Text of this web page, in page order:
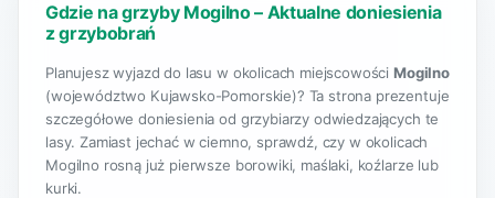
Gdzie na grzyby Mogilno – Aktualne doniesienia
z grzybobrań
Planujesz wyjazd do lasu w okolicach miejscowości Mogilno
(województwo Kujawsko-Pomorskie)? Ta strona prezentuje
szczegółowe doniesienia od grzybiarzy odwiedzających te
lasy. Zamiast jechać w ciemno, sprawdź, czy w okolicach
Mogilno rosną już pierwsze borowiki, maślaki, koźlarze lub
kurki.